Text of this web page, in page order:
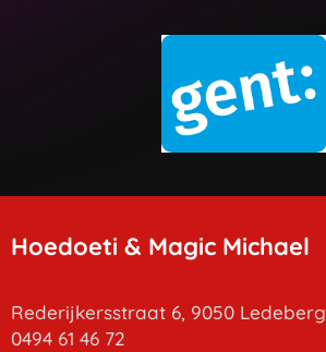
Hoedoeti & Magic Michael
Rederijkersstraat 6, 9050 Ledeberg
0494 61 46 72